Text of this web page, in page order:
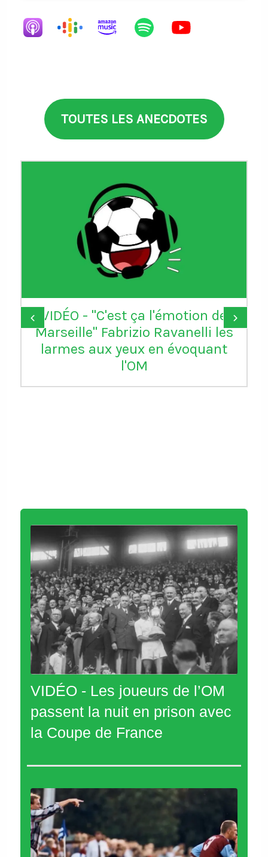
TOUTES LES ANECDOTES
VIDÉO - "C'est ça l'émotion de
Marseille" Fabrizio Ravanelli les
larmes aux yeux en évoquant
l'OM
‹ ›
VIDÉO - Les joueurs de l’OM
passent la nuit en prison avec
la Coupe de France